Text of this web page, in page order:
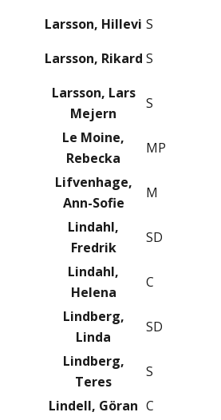
Larsson, Hillevi S
Larsson, Rikard S
Larsson, Lars
Mejern
S
Le Moine,
Rebecka
MP
Lifvenhage,
Ann-Sofie
M
Lindahl,
Fredrik
SD
Lindahl,
Helena
C
Lindberg,
Linda
SD
Lindberg,
Teres
S
Lindell, Göran C